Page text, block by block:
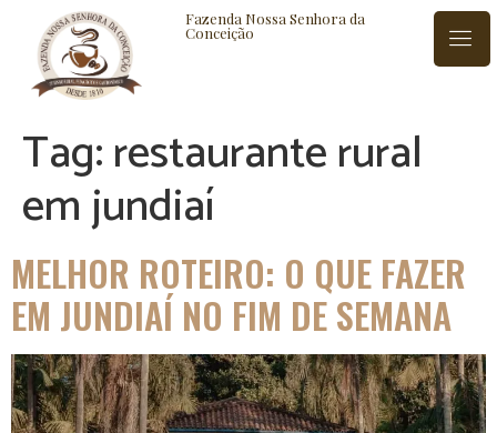
Fazenda Nossa Senhora da
Conceição
BLOG CONTATO
Tag:restaurante rural
em jundiaí
MELHOR ROTEIRO: O QUE FAZER
EM JUNDIAÍ NO FIM DE SEMANA